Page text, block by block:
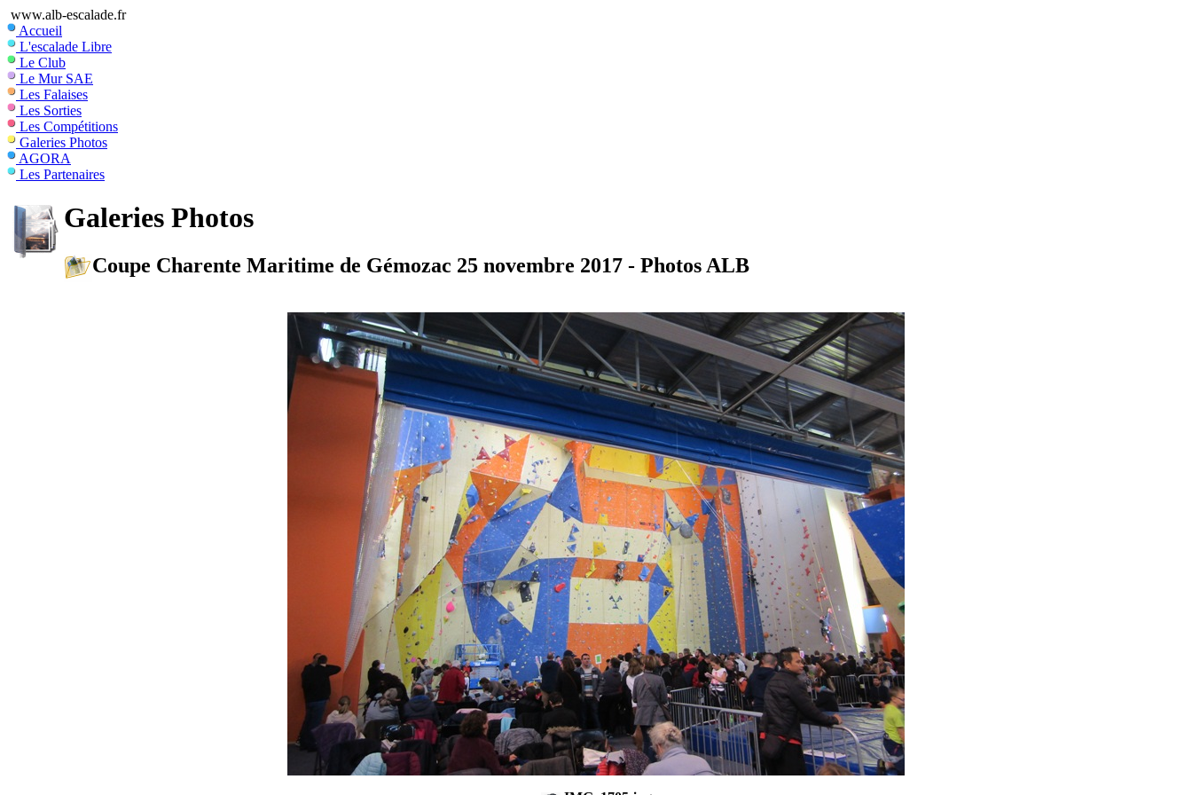
www.alb-escalade.fr
Accueil
L'escalade Libre
Le Club
Le Mur SAE
Les Falaises
Les Sorties
Les Compétitions
Galeries Photos
AGORA
Les Partenaires
Galeries Photos
Coupe Charente Maritime de Gémozac 25 novembre 2017 - Photos ALB